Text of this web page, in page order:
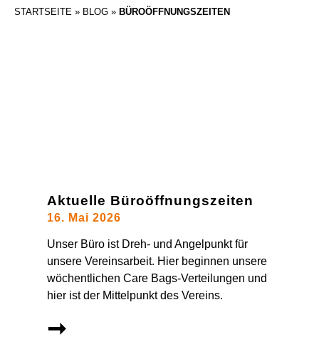
STARTSEITE » BLOG » BÜROÖFFNUNGSZEITEN
Aktuelle Büroöffnungszeiten
16. Mai 2026
Unser Büro ist Dreh- und Angelpunkt für
unsere Vereinsarbeit. Hier beginnen unsere
wöchentlichen Care Bags-Verteilungen und
hier ist der Mittelpunkt des Vereins.
➞